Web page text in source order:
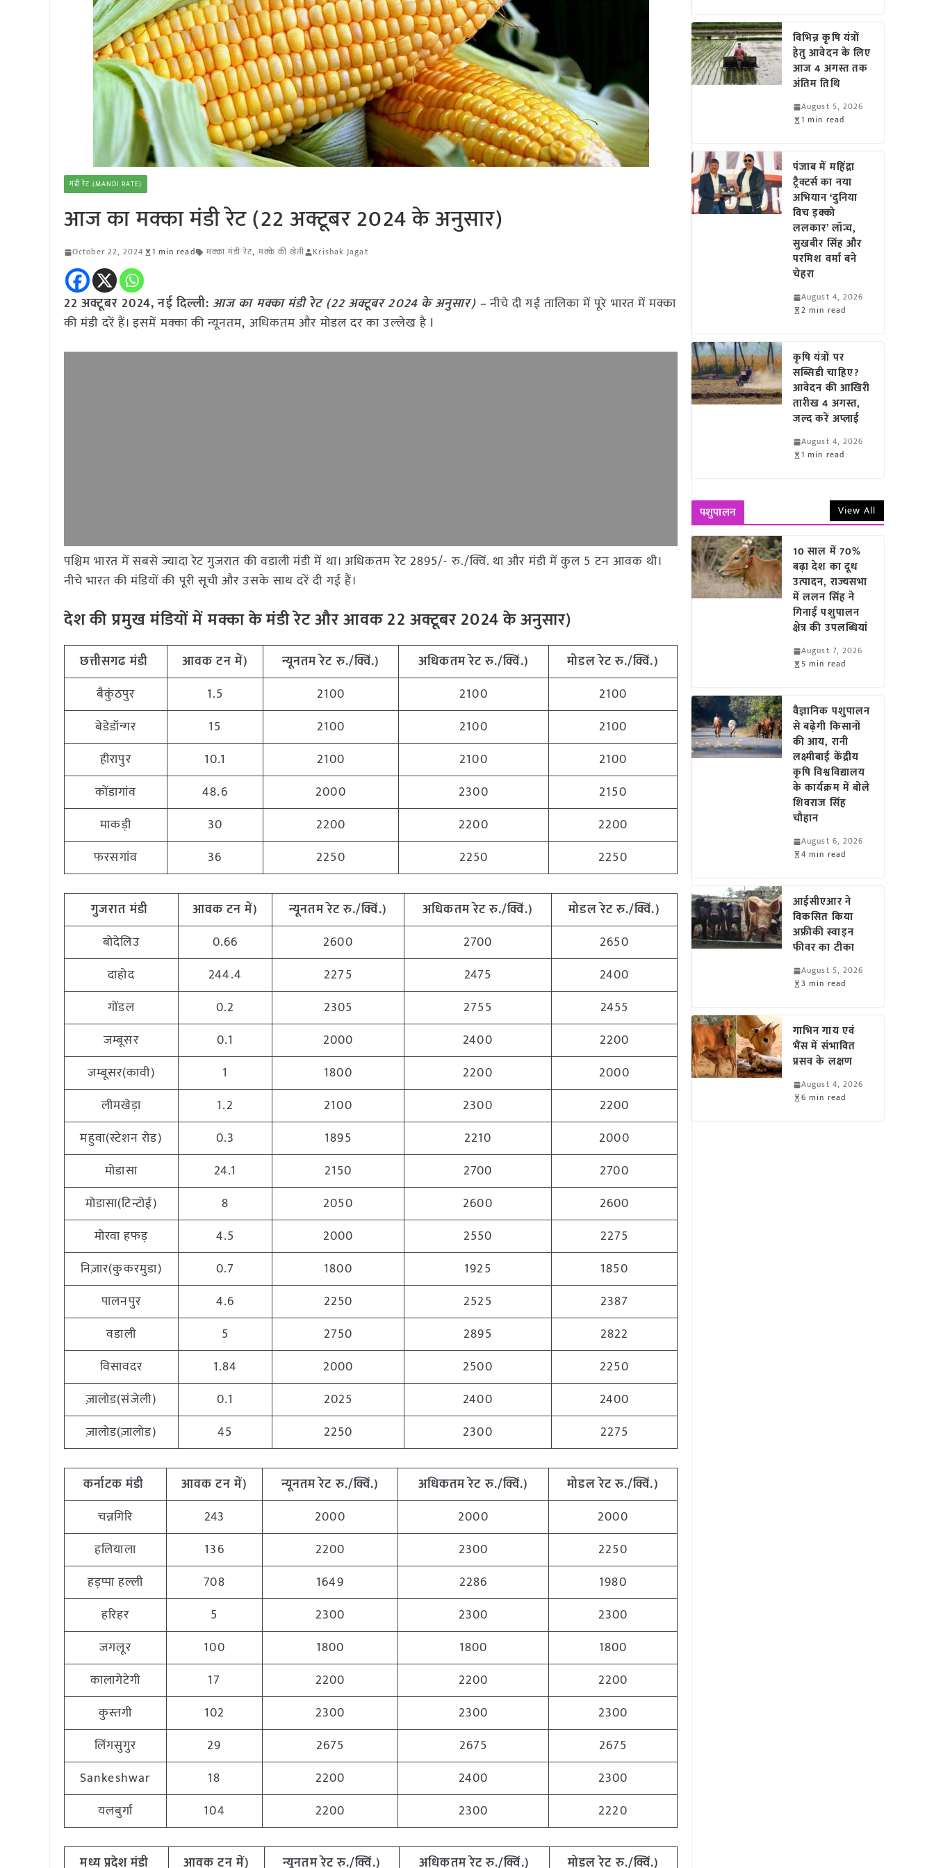
मंडी रेट (MANDI RATE)
आज का मक्का मंडी रेट (22 अक्टूबर 2024 के अनुसार)
October 22, 2024 1 min read मक्का मंडी रेट, मक्के की खेती Krishak Jagat
22 अक्टूबर 2024, नई दिल्ली: आज का मक्का मंडी रेट (22 अक्टूबर 2024 के अनुसार) –नीचे दी गई तालिका में पूरे भारत में मक्का
की मंडी दरें हैं। इसमें मक्का की न्यूनतम, अधिकतम और मोडल दर का उल्लेख है I
पश्चिम भारत में सबसे ज्यादा रेट गुजरात की वडाली मंडी में था। अधिकतम रेट 2895/- रु./क्विं. था और मंडी में कुल 5 टन आवक थी।
नीचे भारत की मंडियों की पूरी सूची और उसके साथ दरें दी गई हैं।
देशकीप्रमुखमंडियोंमेंमक्काकेमंडीरेटऔरआवक22 अक्टूबर2024केअनुसार)
छत्तीसगढमंडी आवकटनमें) न्यूनतमरेटरु./क्विं.) अधिकतमरेटरु./क्विं.) मोडलरेटरु./क्विं.)
बैकुंठपुर
1.5 2100 2100
2100
बेडेडॉन्गर
15 2100 2100
2100
हीरापुर
10.1 2100 2100
2100
कोंडागांव
48.6 2000 2300
2150
माकड़ी
30 2200 2200
2200
फरसगांव
36 2250 2250 2250
गुजरातमंडी आवकटन में) न्यूनतमरेटरु./क्विं.) अधिकतमरेटरु./क्विं.) मोडलरेटरु./क्विं.)
बोदेलिउ
0.66 2600 2700
2650
दाहोद
244.4 2275 2475
2400
गोंडल
0.2 2305 2755
2455
जम्बूसर
0.1 2000 2400
2200
जम्बूसर(कावी)
1 1800 2200
2000
लीमखेड़ा
1.2 2100 2300
2200
महुवा(स्टेशन रोड)
0.3 1895 2210
2000
मोडासा
24.1 2150 2700
2700
मोडासा(टिन्टोई)
8 2050 2600
2600
मोरवा हफड़
4.5 2000 2550
2275
निज़ार(कुकरमुडा)
0.7 1800 1925
1850
पालनपुर
4.6 2250 2525
2387
वडाली
5 2750 2895
2822
विसावदर
1.84 2000 2500
2250
ज़ालोड(संजेली)
0.1 2025 2400
2400
ज़ालोड(ज़ालोड)
45 2250 2300 2275
कर्नाटकमंडी आवकटनमें) न्यूनतमरेटरु./क्विं.) अधिकतमरेटरु./क्विं.) मोडलरेटरु./क्विं.)
चन्नगिरि
243 2000 2000
2000
हलियाला
136 2200 2300
2250
हड़प्पा हल्ली
708 1649 2286
1980
हरिहर
5 2300 2300
2300
जगलूर
100 1800 1800
1800
कालागेटेगी
17 2200 2200
2200
कुस्तगी
102 2300 2300
2300
लिंगसुगुर
29 2675 2675
2675
Sankeshwar
18 2200 2400
2300
यलबुर्गा
104 2200 2300 2220
मध्यप्रदेशमंडी आवकटनमें) न्यूनतमरेटरु./क्विं.) अधिकतमरेटरु./क्विं.) मोडल रेटरु./क्विं.)
विभिन्न कृषि यंत्रों
हेतु आवेदन के लिए
आज 4 अगस्त तक
अंतिम तिथि
August 5, 2026
1 min read
पंजाब में महिंद्रा
ट्रैक्टर्स का नया
अभियान ‘दुनिया
विच इक्को
ललकार’ लॉन्च,
सुखबीर सिंह और
परमिश वर्मा बने
चेहरा
August 4, 2026
2 min read
कृषि यंत्रों पर
सब्सिडी चाहिए?
आवेदन की आखिरी
तारीख 4 अगस्त,
जल्द करें अप्लाई
August 4, 2026
1 min read
पशुपालन View All
10 साल में 70%
बढ़ा देश का दूध
उत्पादन, राज्यसभा
में ललन सिंह ने
गिनाईं पशुपालन
क्षेत्र की उपलब्धियां
August 7, 2026
5 min read
वैज्ञानिक पशुपालन
से बढ़ेगी किसानों
की आय, रानी
लक्ष्मीबाई केंद्रीय
कृषि विश्वविद्यालय
के कार्यक्रम में बोले
शिवराज सिंह
चौहान
August 6, 2026
4 min read
आईसीएआर ने
विकसित किया
अफ्रीकी स्वाइन
फीवर का टीका
August 5, 2026
3 min read
गाभिन गाय एवं
भैंस में संभावित
प्रसव के लक्षण
August 4, 2026
6 min read